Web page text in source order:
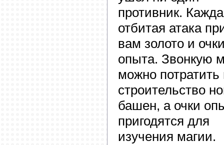
противник.
отбитая атака
вам золото и
опыта. Звонкую
можно потратить
строительство
башен, а очки
пригодятся для
изучения магии.